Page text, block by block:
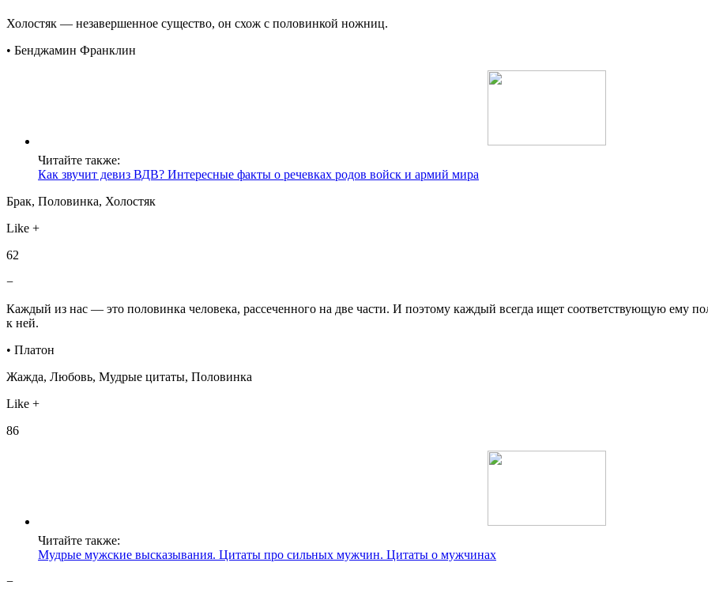
Холостяк — незавершенное существо, он схож с половинкой ножниц.
• Бенджамин Франклин
Читайте также:
Как звучит девиз ВДВ? Интересные факты о речевках родов войск и армий мира
Брак, Половинка, Холостяк
Like +
62
−
Каждый из нас — это половинка человека, рассеченного на две части. И поэтому каждый всегда ищет соответствующую ему
к ней.
• Платон
Жажда, Любовь, Мудрые цитаты, Половинка
Like +
86
Читайте также:
Мудрые мужские высказывания. Цитаты про сильных мужчин. Цитаты о мужчинах
−